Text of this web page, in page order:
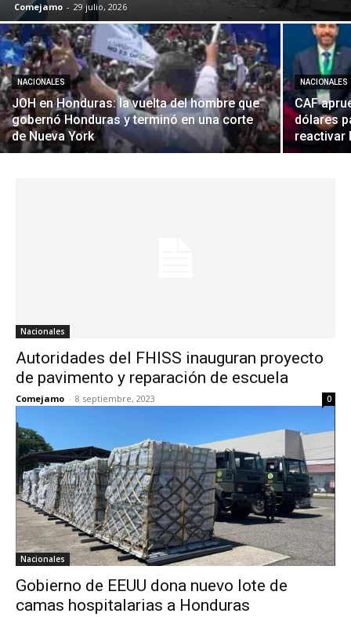
Comejamo - 29 julio, 2026
NACIONALES
JOH en Honduras: la vuelta del hombre que
gobernó Honduras y terminó en una corte
de Nueva York
NACIONALES
CAF
dólares
reactivar
Nacionales
Autoridades del FHISS inauguran proyecto
de pavimento y reparación de escuela
Comejamo - 8 septiembre, 2023 0
Nacionales
Gobierno de EEUU dona nuevo lote de
camas hospitalarias a Honduras